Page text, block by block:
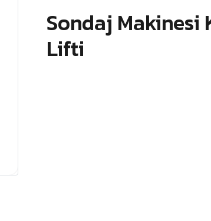
Sondaj Makinesi
Lifti